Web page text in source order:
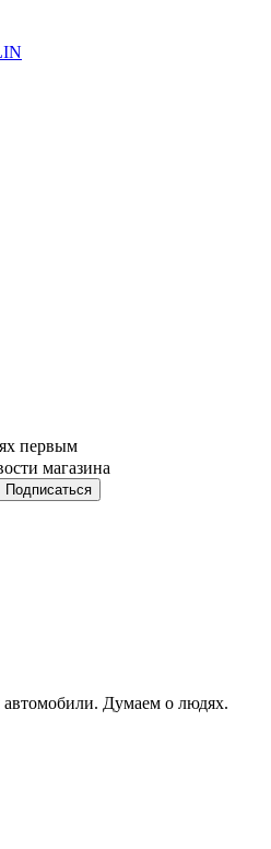
первым
магазина
Думаем о людях.